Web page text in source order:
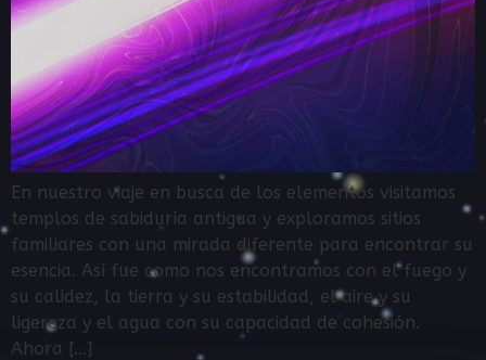
En nuestro viaje en busca de los elementos visitamos
templos de sabiduría antigua y exploramos sitios
familiares con una mirada diferente para encontrar su
esencia. Así fue como nos encontramos con el fuego y
su calidez, la tierra y su estabilidad, el aire y su
ligereza y el agua con su capacidad de cohesión.
Ahora […]